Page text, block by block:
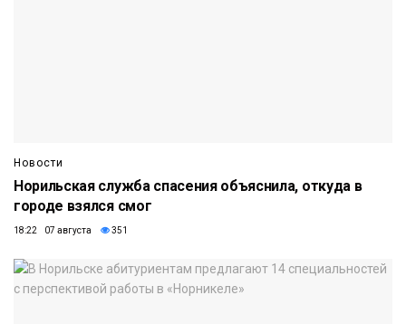
Новости
Норильская служба спасения объяснила, откуда в
городе взялся смог
18:22 07 августа 351